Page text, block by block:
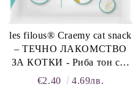
les filous® Craemy cat snack
– ТЕЧНО ЛАКОМСТВО
ЗА КОТКИ - Риба тон със
Сьомга 4х15 г
€2.40 4.69лв.